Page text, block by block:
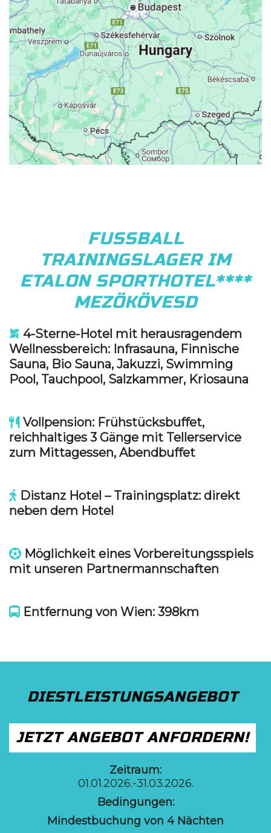
FUSSBALL
TRAININGSLAGER IM
ETALON SPORTHOTEL****
MEZÖKÖVESD
4-Sterne-Hotel mit herausragendem
Wellnessbereich: Infrasauna, Finnische
Sauna, Bio Sauna, Jakuzzi, Swimming
Pool, Tauchpool, Salzkammer, Kriosauna
Vollpension: Frühstücksbuffet,
reichhaltiges 3 Gänge mit Tellerservice
zum Mittagessen, Abendbuffet
Distanz Hotel – Trainingsplatz: direkt
neben dem Hotel
Möglichkeit eines Vorbereitungsspiels
mit unseren Partnermannschaften
Entfernung von Wien: 398km
DIESTLEISTUNGSANGEBOT
JETZT ANGEBOT ANFORDERN!
Zeitraum:
01.01.2026.-31.03.2026.
Bedingungen:
Mindestbuchung von 4 Nächten